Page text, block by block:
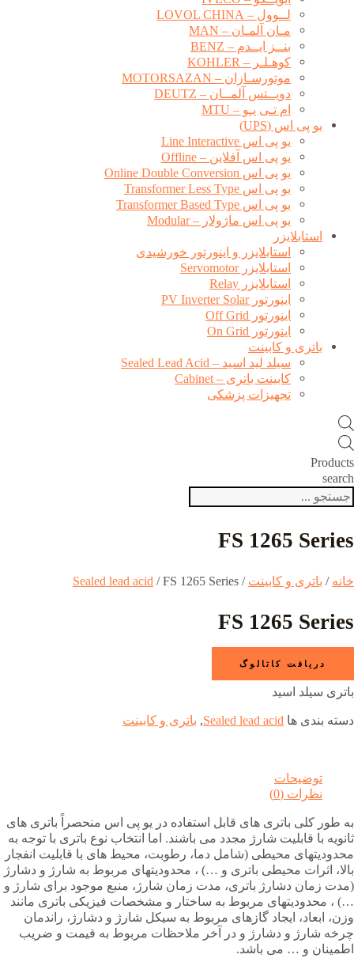
لــوول – LOVOL CHINA
مـان آلمـان – MAN
بنــز ایــدم – BENZ
کوهـلـر – KOHLER
موتورسـازان – MOTORSAZAN
دویــتس آلمــان – DEUTZ
ام تـی یـو – MTU
یو پی اس (UPS)
یو پی اس Line Interactive
یو پی اس آفلاین – Offline
یو پی اس Online Double Conversion
یو پی اس Transformer Less Type
یو پی اس Transformer Based Type
یو پی اس ماژولار – Modular
استابلایزر
استابلایزر و اینورتور خورشیدی
استابلایزر Servomotor
استابلایزر Relay
اینورتور PV Inverter Solar
اینورتور Off Grid
اینورتور On Grid
باتری و کابینت
سیلد لید اسید – Sealed Lead Acid
کابینت باتری – Cabinet
تجهیزات پزشکی
Products
search
FS 1265 Series
خانه / باتری و کابینت /
Sealed lead acid / FS 1265 Series
FS 1265 Series
دریافت کاتالوگ
باتری سیلد اسید
دسته بندی ها Sealed lead acid
, باتری و کابینت
توضیحات
نظرات (0)
به طور کلی باتری های قابل استفاده در یو پی اس منحصراً باتری های
ثانویه با قابلیت شارژ مجدد می باشند. اما انتخاب نوع باتری با توجه به
محدودیتهای محیطی (شامل دما، رطوبت، محیط های با قابلیت انفجار
بالا، اثرات محیطی باتری و …) ، محدودیتهای مربوط به شارژ و دشارژ
(مدت زمان دشارژ باتری، مدت زمان شارژ، منبع موجود برای شارژ و
…) ، محدودیتهای مربوط به ساختار و مشخصات فیزیکی باتری مانند
وزن، ابعاد، ایجاد گازهای مربوط به سیکل شارژ و دشارژ، راندمان
چرخه شارژ و دشارژ و در آخر ملاحظات مربوط به قیمت و ضریب
اطمینان و … می باشد.